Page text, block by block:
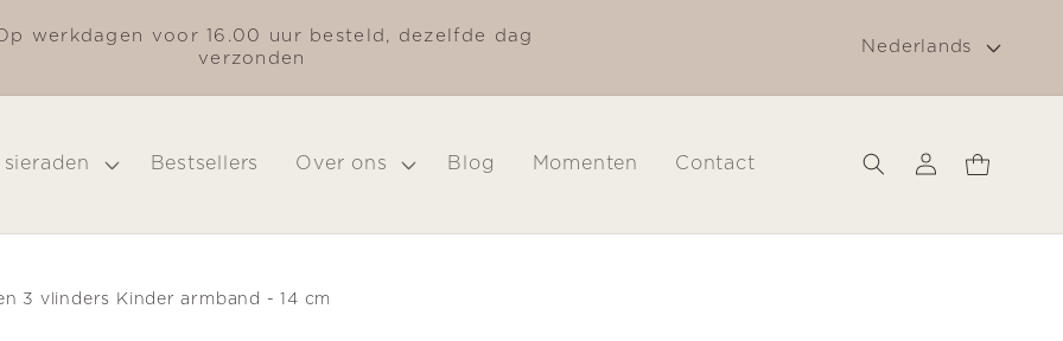
werkdagen voor 16.00 uur besteld, dezelfde dag
verzonden
Gratis verzending in Nederland vanaf €
Nederlands
Bestsellers Over ons Blog Momenten Contact Inloggen
Winkelwagen
3 vlinders Kinder armband - 14 cm